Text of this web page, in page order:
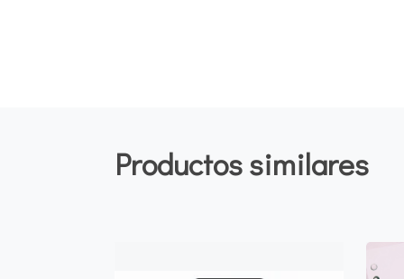
Productos similares